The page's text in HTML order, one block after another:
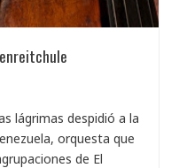
lágrimas despidió a la
orquesta que
de El